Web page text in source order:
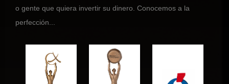
o gente que quiera invertir su dinero. Conocemos a la
perfección...